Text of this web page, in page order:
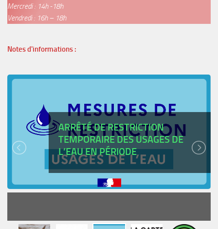
Mercredi : 14h -18h
Vendredi : 16h – 18h
Notes d'informations :
ARRÊTÉ DE RESTRICTION
TEMPORAIRE DES USAGES DE
L’EAU EN PÉRIODE